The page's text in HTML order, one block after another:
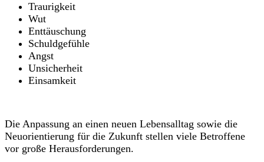
Traurigkeit
Wut
Enttäuschung
Schuldgefühle
Angst
Unsicherheit
Einsamkeit
Die Anpassung an einen neuen Lebensalltag sowie die
Neuorientierung für die Zukunft stellen viele Betroffene
vor große Herausforderungen.